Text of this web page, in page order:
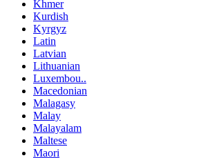
Khmer
Kurdish
Kyrgyz
Latin
Latvian
Lithuanian
Luxembou..
Macedonian
Malagasy
Malay
Malayalam
Maltese
Maori